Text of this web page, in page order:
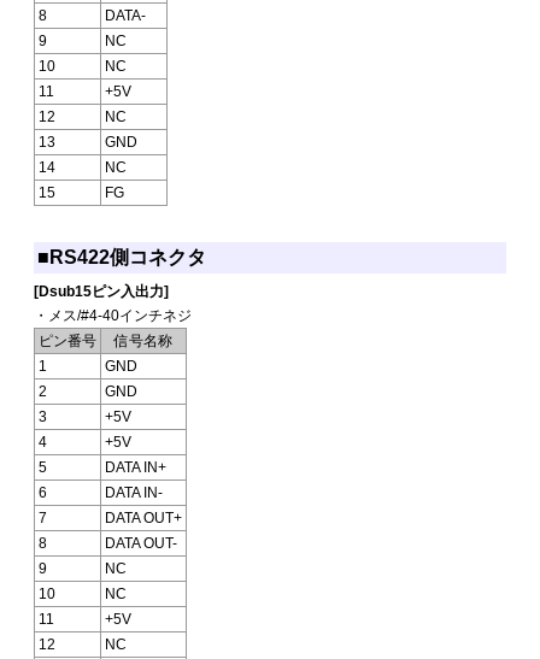
8
DATA-
9
NC
10
NC
11
+5V
12
NC
13
GND
14
NC
15
FG
■RS422側コネクタ
[Dsub15ピン入出力]
・メス/#4-40インチネジ
ピン番号
信号名称
1
GND
2
GND
3
+5V
4
+5V
5
DATA IN+
6
DATA IN-
7
DATA OUT+
8
DATA OUT-
9
NC
10
NC
11
+5V
12
NC